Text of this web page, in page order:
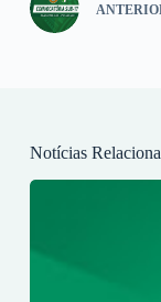
Notícias